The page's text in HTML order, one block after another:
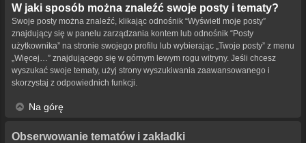
W jaki sposób można znaleźć swoje posty i tematy?
Swoje posty można znaleźć, klikając odnośnik “Wyświetl moje posty”
znajdujący się w panelu zarządzania kontem lub odnośnik “Posty
użytkownika” na stronie swojego profilu lub wybierając „Twoje posty” z menu
„Więcej…” znajdującego się w górnym lewym rogu witryny. Jeśli chcesz
wyszukać swoje tematy, użyj strony wyszukiwania zaawansowanego i
skorzystaj z odpowiednich funkcji.
Na górę
Obserwowanie tematów i zakładki